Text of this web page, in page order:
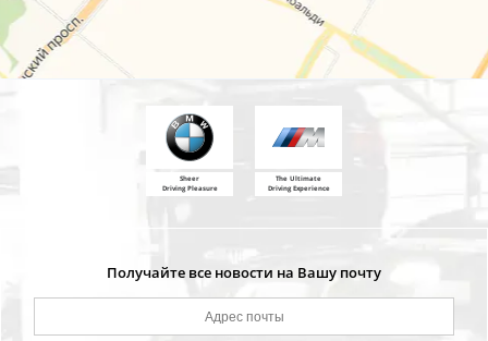
Sheer
Driving Pleasure
The Ultimate
Driving Experience
Получайте все новости на Вашу почту